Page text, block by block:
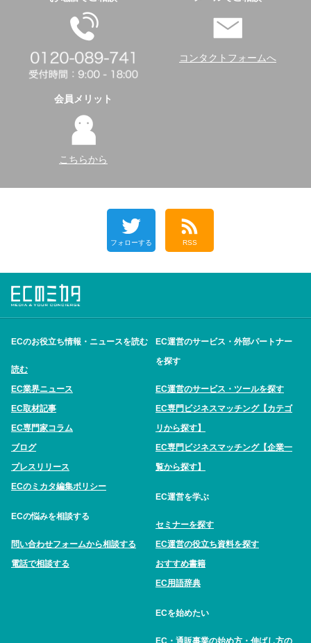
コンタクトフォームへ
会員メリット
こちらから
フォローする RSS
ECのお役立ち情報・ニュースを読む
読む
EC業界ニュース
EC取材記事
EC専門家コラム
ブログ
プレスリリース
ECのミカタ編集ポリシー
ECの悩みを相談する
問い合わせフォームから相談する
電話で相談する
EC運営のサービス・外部パートナー
を探す
EC運営のサービス・ツールを探す
EC専門ビジネスマッチング【カテゴ
リから探す】
EC専門ビジネスマッチング【企業一
覧から探す】
EC運営を学ぶ
セミナーを探す
EC運営の役立ち資料を探す
おすすめ書籍
EC用語辞典
ECを始めたい
EC・通販事業の始め方・伸ばし方の